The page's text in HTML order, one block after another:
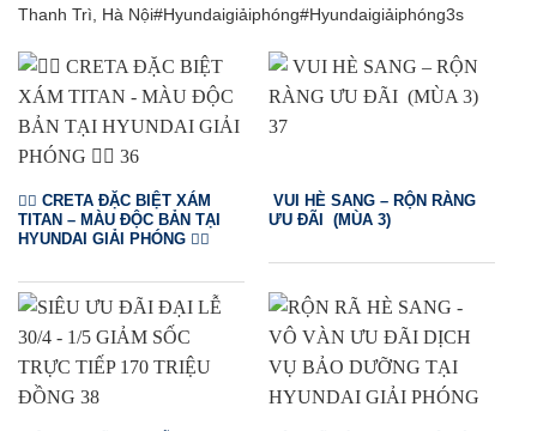
Thanh Trì, Hà Nội#Hyundaigiảiphóng#Hyundaigiảiphóng3s
❤️‍🔥 CRETA ĐẶC BIỆT XÁM
TITAN – MÀU ĐỘC BẢN TẠI
HYUNDAI GIẢI PHÓNG ❤️‍🔥
VUI HÈ SANG – RỘN RÀNG
ƯU ĐÃI (MÙA 3)